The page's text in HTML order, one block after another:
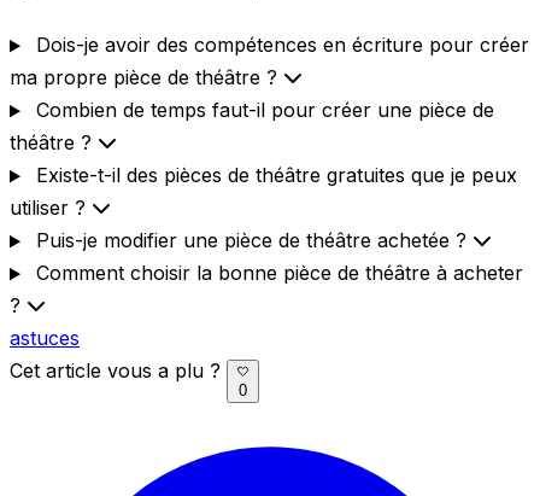
Dois-je avoir des compétences en écriture pour créer
ma propre pièce de théâtre ?
Combien de temps faut-il pour créer une pièce de
théâtre ?
Existe-t-il des pièces de théâtre gratuites que je peux
utiliser ?
Puis-je modifier une pièce de théâtre achetée ?
Comment choisir la bonne pièce de théâtre à acheter
?
astuces
Cet article vous a plu ?
0